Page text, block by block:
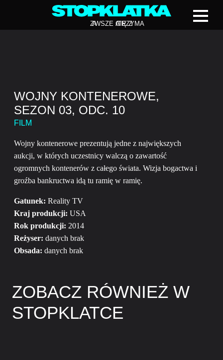
ZAWSZE CIĘ Z
ATRZYMA
WOJNY KONTENEROWE,
SEZON 03, ODC. 10
FILM
Wojny kontenerowe prezentują jedne z największych
aukcji, w których uczestnicy walczą o zawartość
ogromnych kontenerów z całego świata. Wizja bogactwa i
groźba bankructwa idą tu ramię w ramię.
Gatunek: Reality TV
Kraj produkcji: USA
Rok produkcji: 2014
Reżyser: danych brak
Obsada: danych brak
ZOBACZ RÓWNIEŻ W
STOPKLATCE